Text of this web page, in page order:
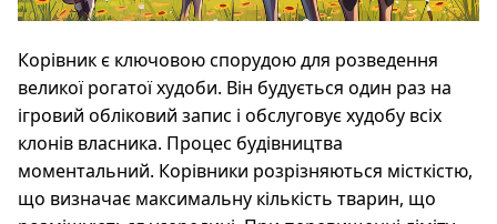
Корівник є ключовою спорудою для розведення
великої рогатої худоби. Він будується один раз на
ігровий обліковий запис і обслуговує худобу всіх
клонів власника. Процес будівництва
моментальний. Корівники розрізняються місткістю,
що визначає максимальну кількість тварин, що